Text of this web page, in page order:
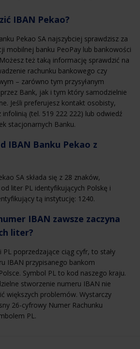
IBAN Pekao?
Pekao SA najszybciej sprawdzisz za
mobilnej banku PeoPay lub bankowości
też taką informację sprawdzić na
rachunku bankowego czy
– zarówno tym przysyłanym
Bank, jak i tym który samodzielnie
Jeśli preferujesz kontakt osobisty,
(tel. 519 222 222) lub odwiedź
stacjonarnych Banku.
IBAN Banku Pekao z
SA składa się z 28 znaków,
liter PL identyfikujących Polskę i
tą instytucję: 1240.
IBAN zawsze zaczyna
liter?
PL poprzedzające ciąg cyfr, to stały
IBAN przypisanego bankom
Symbol PL to kod naszego kraju.
stworzenie numeru IBAN nie
większych problemów. Wystarczy
26-cyfrowy Numer Rachunku
PL.